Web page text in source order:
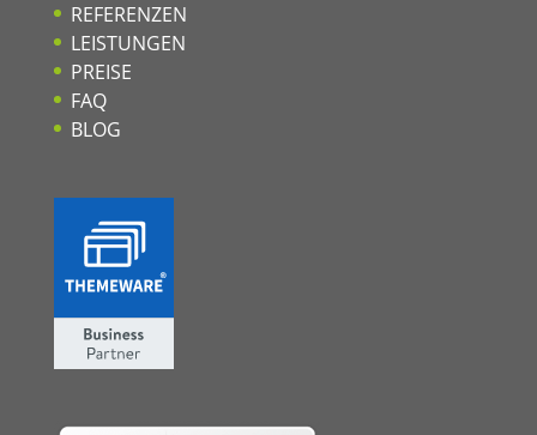
REFERENZEN
LEISTUNGEN
PREISE
FAQ
BLOG